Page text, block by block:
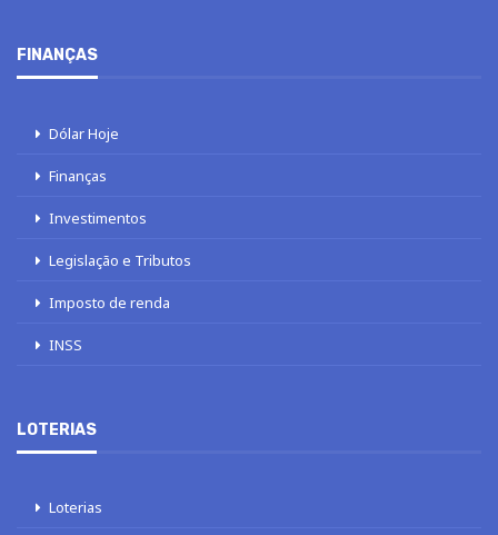
FINANÇAS
Dólar Hoje
Finanças
Investimentos
Legislação e Tributos
Imposto de renda
INSS
LOTERIAS
Loterias